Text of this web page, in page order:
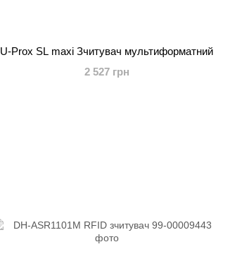
U-Prox SL maxi Зчитувач мультиформатний
2 527 грн